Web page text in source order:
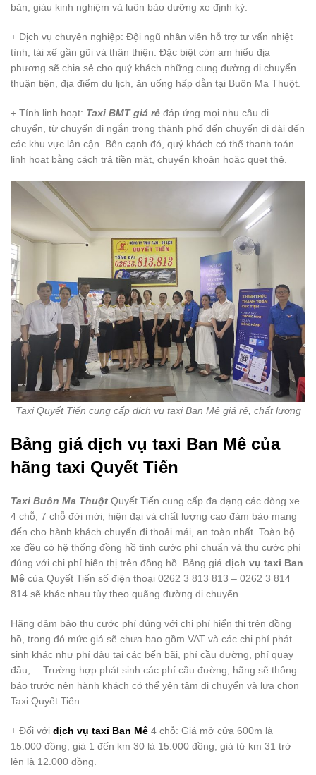
bản, giàu kinh nghiệm và luôn bảo dưỡng xe định kỳ.
+ Dịch vụ chuyên nghiệp: Đội ngũ nhân viên hỗ trợ tư vấn nhiệt
tình, tài xế gần gũi và thân thiện. Đặc biệt còn am hiểu địa
phương sẽ chia sẻ cho quý khách những cung đường di chuyển
thuận tiện, địa điểm du lịch, ăn uống hấp dẫn tại Buôn Ma Thuột.
+ Tính linh hoạt: Taxi BMT giá rẻ đáp ứng mọi nhu cầu di
chuyển, từ chuyến đi ngắn trong thành phố đến chuyến đi dài đến
các khu vực lân cận. Bên cạnh đó, quý khách có thể thanh toán
linh hoạt bằng cách trả tiền mặt, chuyển khoản hoặc quẹt thẻ.
Taxi Quyết Tiến cung cấp dịch vụ taxi Ban Mê giá rẻ, chất lượng
Bảng giá dịch vụ taxi Ban Mê của
hãng taxi Quyết Tiến
Taxi Buôn Ma Thuột Quyết Tiến cung cấp đa dạng các dòng xe
4 chỗ, 7 chỗ đời mới, hiện đại và chất lượng cao đảm bảo mang
đến cho hành khách chuyến đi thoải mái, an toàn nhất. Toàn bộ
xe đều có hệ thống đồng hồ tính cước phí chuẩn và thu cước phí
đúng với chi phí hiển thị trên đồng hồ. Bảng giá dịch vụ taxi Ban
Mê của Quyết Tiến số điện thoại 0262 3 813 813 – 0262 3 814
814 sẽ khác nhau tùy theo quãng đường di chuyển.
Hãng đảm bảo thu cước phí đúng với chi phí hiển thị trên đồng
hồ, trong đó mức giá sẽ chưa bao gồm VAT và các chi phí phát
sinh khác như phí đậu tại các bến bãi, phí cầu đường, phí quay
đầu,… Trường hợp phát sinh các phí cầu đường, hãng sẽ thông
báo trước nên hành khách có thể yên tâm di chuyển và lựa chọn
Taxi Quyết Tiến.
+ Đối với dịch vụ taxi Ban Mê 4 chỗ: Giá mở cửa 600m là
15.000 đồng, giá 1 đến km 30 là 15.000 đồng, giá từ km 31 trở
lên là 12.000 đồng.